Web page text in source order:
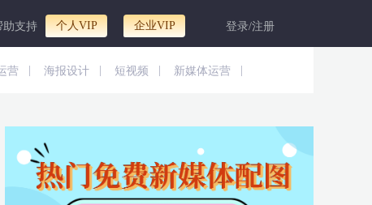
助支持 个人VIP 企业VIP 登录/注册
营 海报设计 短视频 新媒体运营